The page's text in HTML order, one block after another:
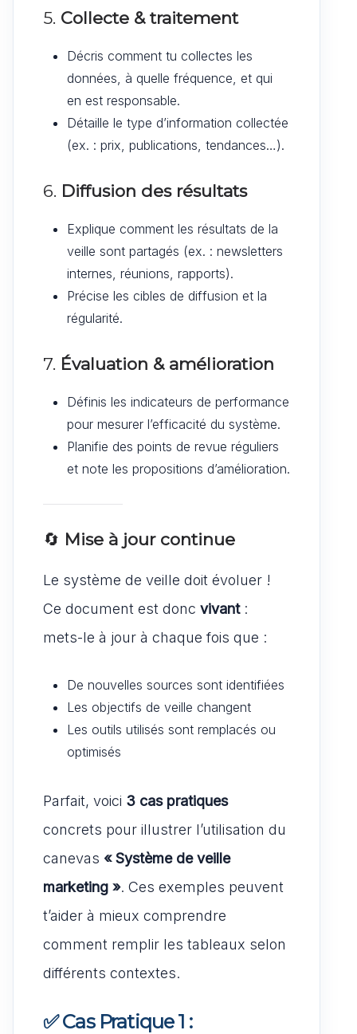
5. Collecte & traitement
Décris comment tu collectes les
données, à quelle fréquence, et qui
en est responsable.
Détaille le type d’information collectée
(ex. : prix, publications, tendances…).
6. Diffusion des résultats
Explique comment les résultats de la
veille sont partagés (ex. : newsletters
internes, réunions, rapports).
Précise les cibles de diffusion et la
régularité.
7. Évaluation & amélioration
Définis les indicateurs de performance
pour mesurer l’efficacité du système.
Planifie des points de revue réguliers
et note les propositions d’amélioration.
🔄 Mise à jour continue
Le système de veille doit évoluer !
Ce document est donc vivant:
mets-le à jour à chaque fois que :
De nouvelles sources sont identifiées
Les objectifs de veille changent
Les outils utilisés sont remplacés ou
optimisés
Parfait, voici 3 cas pratiques
concrets pour illustrer l’utilisation du
canevas « Système de veille
marketing ». Ces exemples peuvent
t’aider à mieux comprendre
comment remplir les tableaux selon
différents contextes.
✅Cas Pratique 1 :